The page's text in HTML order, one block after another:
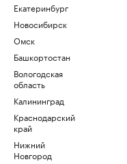
Екатеринбург
Новосибирск
Омск
Башкортостан
Вологодская
область
Калининград
Краснодарский
край
Нижний
Новгород